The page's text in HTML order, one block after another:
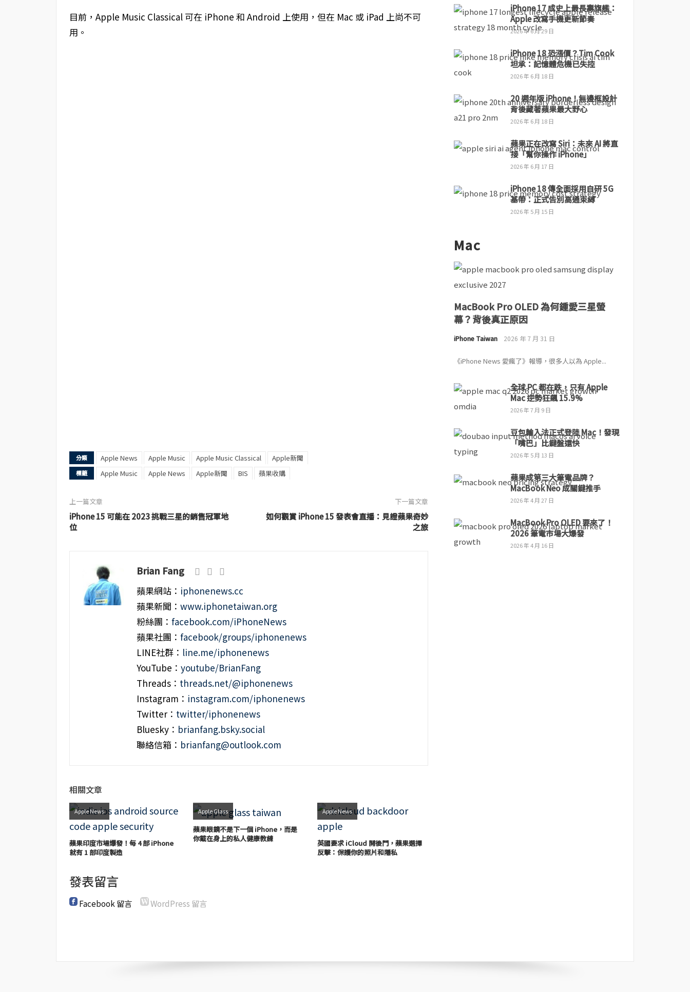
目前，Apple Music Classical 可在 iPhone 和 Android 上使用，但在 Mac 或 iPad 上尚不可
用。
分類 Apple News Apple Music Apple Music Classical Apple新聞
標籤 Apple Music Apple News Apple新聞 BIS 蘋果收購
上一篇文章
iPhone 15 可能在 2023 挑戰三星的銷售冠軍地
位
下一篇文章
如何觀賞 iPhone 15 發表會直播：見證蘋果奇妙
之旅
Brian Fang
蘋果網站： iphonenews.cc
蘋果新聞： www.iphonetaiwan.org
粉絲團： facebook.com/iPhoneNews
蘋果社團： facebook/groups/iphonenews
LINE社群： line.me/iphonenews
YouTube： youtube/BrianFang
Threads： threads.net/@iphonenews
Instagram： instagram.com/iphonenews
Twitter： twitter/iphonenews
Bluesky： brianfang.bsky.social
聯絡信箱： brianfang@outlook.com
相關文章
Apple News
蘋果印度市場爆發！每 4 部 iPhone
就有 1 部印度製造
Apple Glass
蘋果眼鏡不是下一個 iPhone，而是
你戴在身上的私人健康教練
Apple News
英國要求 iCloud 開後門，蘋果選擇
反擊：保護你的照片和隱私
發表留言
Facebook 留言 WordPress 留言
iPhone 17 成史上最長壽旗艦：
Apple 改寫手機更新節奏
2026 年 6 月 29 日
iPhone 18 恐漲價？Tim Cook
坦承：記憶體危機已失控
2026 年 6 月 18 日
20 週年版 iPhone！無邊框設計
背後藏著蘋果最大野心
2026 年 6 月 18 日
蘋果正在改寫 Siri：未來 AI 將直
接「幫你操作 iPhone」
2026 年 6 月 17 日
iPhone 18 傳全面採用自研 5G
基帶：正式告別高通束縛
2026 年 5 月 15 日
Mac
MacBook Pro OLED 為何鍾愛三星螢
幕？背後真正原因
iPhone Taiwan 2026 年 7 月 31 日
《iPhone News 愛瘋了》報導，很多人以為 Apple...
全球 PC 都在跌，只有 Apple
Mac 逆勢狂飆 15.9%
2026 年 7 月 9 日
豆包輸入法正式登陸 Mac！發現
「嘴巴」比鍵盤還快
2026 年 5 月 13 日
蘋果成第三大筆電品牌？
MacBook Neo 成關鍵推手
2026 年 4 月 27 日
MacBook Pro OLED 要來了！
2026 筆電市場大爆發
2026 年 4 月 16 日